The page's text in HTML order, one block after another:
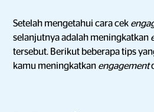
Setelah mengetahui cara cek
selanjutnya adalah meningkatkan
tersebut. Berikut beberapa tips
kamu meningkatkan engagement